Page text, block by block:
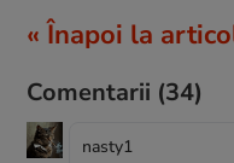
« Înapoi la
Comentarii (34)
nasty1